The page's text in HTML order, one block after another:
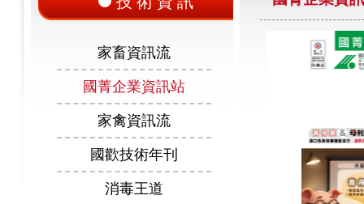
家畜資訊流
國菁企業資訊站
家禽資訊流
國歡技術年刊
消毒王道